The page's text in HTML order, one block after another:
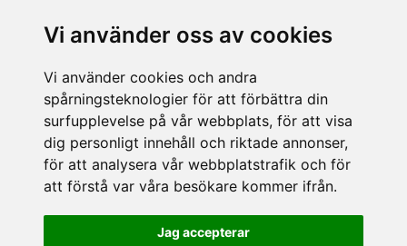
Vi använder oss av cookies
Vi använder cookies och andra
spårningsteknologier för att förbättra din
surfupplevelse på vår webbplats, för att visa
dig personligt innehåll och riktade annonser,
för att analysera vår webbplatstrafik och för
att förstå var våra besökare kommer ifrån.
Jag accepterar
Jobba på Hasselgrens
LEVERANS
BETALNINGSSÄTT
I butiken i Lund kan du betala med Visa, Mastercard, Lund
City presentkort och kontanter.